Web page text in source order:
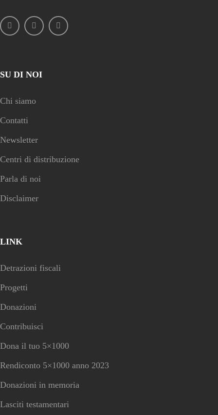
SU DI NOI
Chi siamo
Contatti
Newsletter
Centri di distribuzione
Parla di noi
Disclaimer
LINK
Detrazioni fiscali
Progetti
Donazioni
Contribuisci
Dona il tuo 5×1000
Rendiconto 5×1000 anno 2023
Donazioni in memoria
Lasciti testamentari